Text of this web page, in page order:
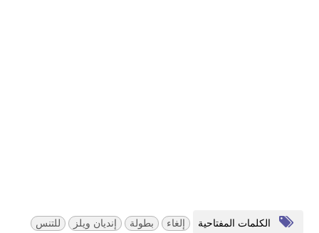
الكلمات المفتاحية إلغاء بطولة إنديان ويلز للتنس